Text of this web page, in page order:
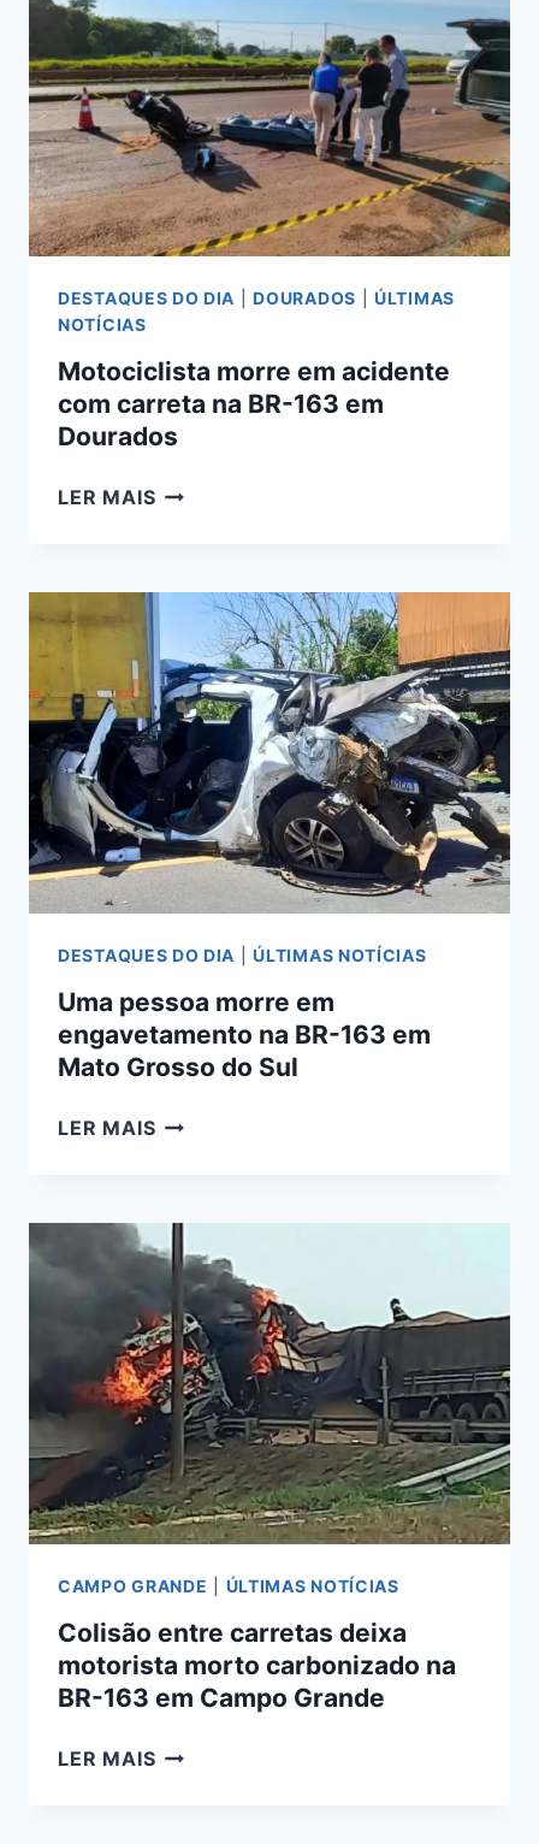
CABEÇA
EM
FIO
DE
ALTA
TENSÃO
NA
BR-
163
DESTAQUES DO DIA |DOURADOS |ÚLTIMAS
NOTÍCIAS
Motociclista morre em acidente
com carreta na BR-163 em
Dourados
LER MAISMOTOCICLISTA
COM
CARRETA
NA
BR-
163
EM
DOURADOS
DESTAQUES DO DIA |ÚLTIMAS NOTÍCIAS
Uma pessoa morre em
engavetamento na BR-163 em
Mato Grosso do Sul
LER MAISUMA
NA
163
EM
MATO
GROSSO
DO
SUL
CAMPO GRANDE ÚLTIMAS NOTÍCIAS
Colisão entre carretas deixa
motorista morto carbonizado na
BR-163 em Campo Grande
LER MAISCOLISÃO